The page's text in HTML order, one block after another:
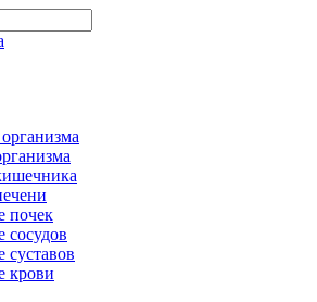
почек
крови